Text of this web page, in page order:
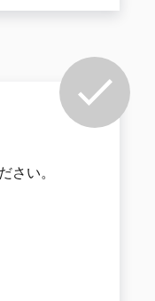
い。